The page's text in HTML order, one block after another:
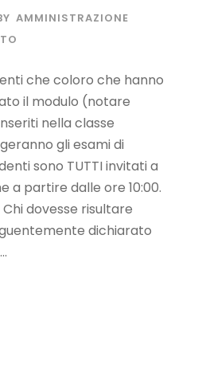
AMMINISTRAZIONE
che coloro che hanno
il modulo (notare
nella classe
gli esami di
sono TUTTI invitati a
a partire dalle ore 10:00.
dovesse risultare
dichiarato